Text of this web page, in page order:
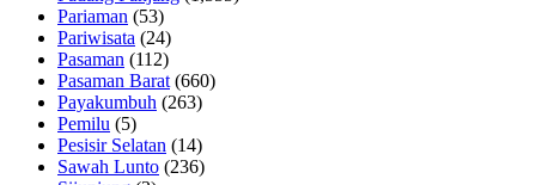
Pariaman (53)
Pariwisata (24)
Pasaman (112)
Pasaman Barat (660)
Payakumbuh (263)
Pemilu (5)
Pesisir Selatan (14)
Sawah Lunto (236)